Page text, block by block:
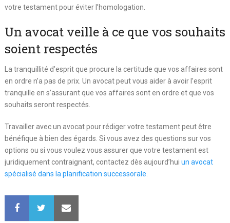
votre testament pour éviter l’homologation.
Un avocat veille à ce que vos souhaits
soient respectés
La tranquillité d’esprit que procure la certitude que vos affaires sont
en ordre n’a pas de prix. Un avocat peut vous aider à avoir l’esprit
tranquille en s’assurant que vos affaires sont en ordre et que vos
souhaits seront respectés.
Travailler avec un avocat pour rédiger votre testament peut être
bénéfique à bien des égards. Si vous avez des questions sur vos
options ou si vous voulez vous assurer que votre testament est
juridiquement contraignant, contactez dès aujourd’hui un avocat
spécialisé dans la planification successorale